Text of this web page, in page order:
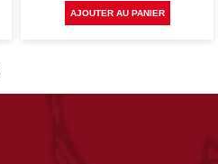
AJOUTER AU PANIER